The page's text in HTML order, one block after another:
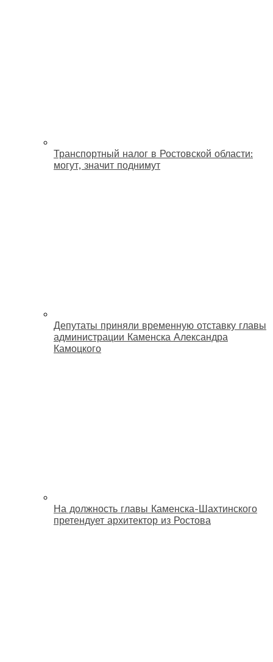
Транспортный налог в Ростовской области:
могут, значит поднимут
Депутаты приняли временную отставку главы
администрации Каменска Александра
Камоцкого
На должность главы Каменска-Шахтинского
претендует архитектор из Ростова